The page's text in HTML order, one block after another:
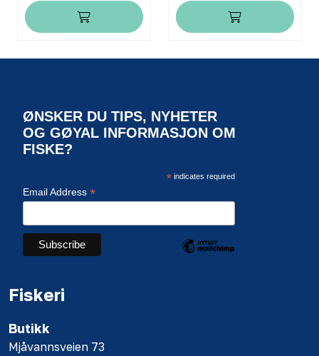
ØNSKER DU TIPS, NYHETER
OG GØYAL INFORMASJON OM
FISKE?
*indicates required
Email Address *
Fiskeri
Butikk
Mjåvannsveien 73